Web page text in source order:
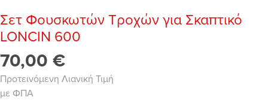
Σετ Φουσκωτών Τροχών για Σκαπτικό
LONCIN 600
70,00 €
Προτεινόμενη Λιανική Τιμή
με ΦΠΑ